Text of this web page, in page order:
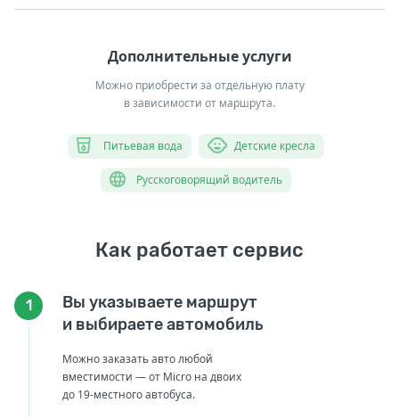
Дополнительные услуги
Можно приобрести за отдельную плату
в зависимости от маршрута.
Питьевая вода Детские кресла
Русскоговорящий водитель
Как работает сервис
1
Вы указываете маршрут
и выбираете автомобиль
Можно заказать авто любой
вместимости — от Micro на двоих
до 19-местного автобуса.